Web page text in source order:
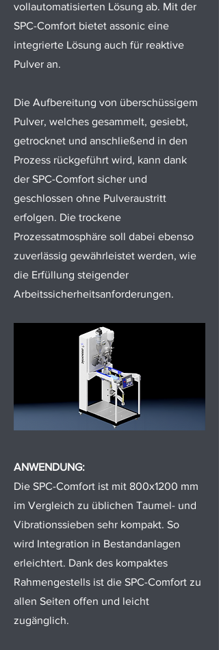
vollautomatisierten Lösung ab. Mit der
SPC-Comfort bietet assonic eine
integrierte Lösung auch für reaktive
Pulver an.
Die Aufbereitung von überschüssigem
Pulver, welches gesammelt, gesiebt,
getrocknet und anschließend in den
Prozess rückgeführt wird, kann dank
der SPC-Comfort sicher und
geschlossen ohne Pulveraustritt
erfolgen. Die trockene
Prozessatmosphäre soll dabei ebenso
zuverlässig gewährleistet werden, wie
die Erfüllung steigender
Arbeitssicherheitsanforderungen.
ANWENDUNG:
Die SPC-Comfort ist mit 800x1200 mm
im Vergleich zu üblichen Taumel- und
Vibrationssieben sehr kompakt. So
wird Integration in Bestandanlagen
erleichtert. Dank des kompaktes
Rahmengestells ist die SPC-Comfort zu
allen Seiten offen und leicht
zugänglich.